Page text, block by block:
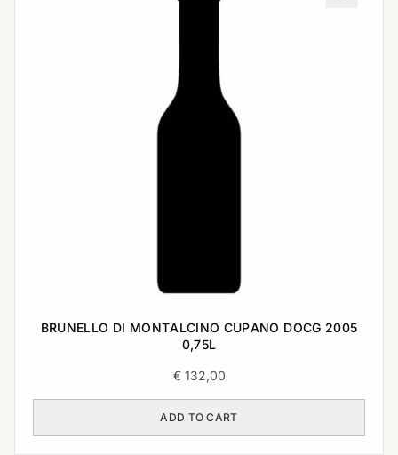
BRUNELLO DI MONTALCINO CUPANO DOCG 2005
0,75L
€132,00
ADD TO CART